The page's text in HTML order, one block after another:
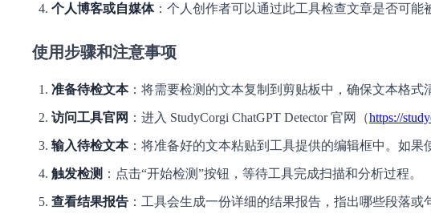
个人博客或自媒体：个人创作者可以通过此工具检查文章是否可能
使用步骤和注意事项
准备待检文本：将需要检测的文本复制到剪贴板中，确保文本格式
访问工具官网 ：进入 StudyCorgi ChatGPT Detector 官网（https://
输入待检文本：将准备好的文本粘贴到工具提供的编辑框中。如果
触发检测 ：点击“开始检测”按钮，等待工具完成扫描和分析过程。
查看结果报告 ：工具会生成一份详细的结果报告，指出哪些段落或